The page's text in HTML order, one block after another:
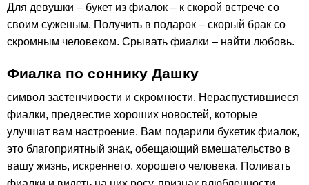
Для девушки – букет из фиалок – к скорой встрече со
своим суженым. Получить в подарок – скорый брак со
скромным человеком. Срывать фиалки – найти любовь.
Фиалка по соннику Дашку
символ застенчивости и скромности. Нераспустившиеся
фиалки, предвестие хороших новостей, которые
улучшат вам настроение. Вам подарили букетик фиалок,
это благоприятный знак, обещающий вмешательство в
вашу жизнь, искреннего, хорошего человека. Поливать